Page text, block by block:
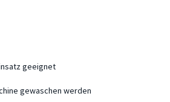
geeignet
gewaschen werden